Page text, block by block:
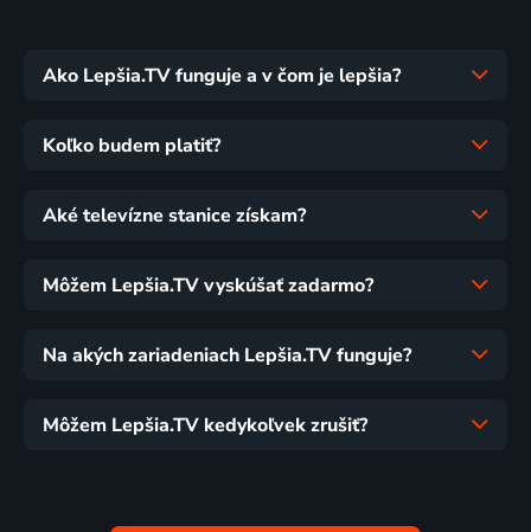
Ako Lepšia.TV funguje a v čom je lepšia?
Koľko budem platiť?
Aké televízne stanice získam?
Môžem Lepšia.TV vyskúšať zadarmo?
Na akých zariadeniach Lepšia.TV funguje?
Môžem Lepšia.TV kedykoľvek zrušiť?